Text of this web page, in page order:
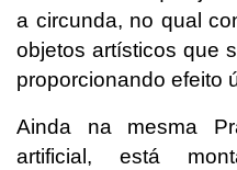
a circunda, no qual
objetos artísticos que
proporcionando efeito
Ainda na mesma
artificial, está